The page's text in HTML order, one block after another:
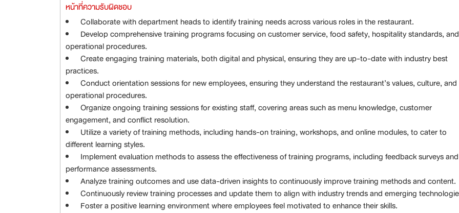
หน้าที่ความรับผิดชอบ
Collaborate with department heads to identify training needs across various roles in the restaurant.
Develop comprehensive training programs focusing on customer service, food safety, hospitality standards, and
operational procedures.
Create engaging training materials, both digital and physical, ensuring they are up-to-date with industry best
practices.
Conduct orientation sessions for new employees, ensuring they understand the restaurant’s values, culture, and
operational procedures.
Organize ongoing training sessions for existing staff, covering areas such as menu knowledge, customer
engagement, and conflict resolution.
Utilize a variety of training methods, including hands-on training, workshops, and online modules, to cater to
different learning styles.
Implement evaluation methods to assess the effectiveness of training programs, including feedback surveys and
performance assessments.
Analyze training outcomes and use data-driven insights to continuously improve training methods and content.
Continuously review training processes and update them to align with industry trends and emerging
Foster a positive learning environment where employees feel motivated to enhance their skills.